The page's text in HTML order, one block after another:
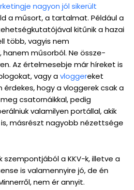
nagyon jól sikerült
a műsort, a tartalmat. Például a
kitűnik a hazai
több, vagyis nem
műsorból. Ne össze-
Az értelmesebje már híreket is
vagy avloggereket
érdekes, hogy a vloggerek csak a
csatornáikkal, pedig
valamilyen portállal, akik
másrészt nagyobb nézettsége
szempontjából a KKV-k, illetve a
is valamennyire jó, de én
nem ér annyit.